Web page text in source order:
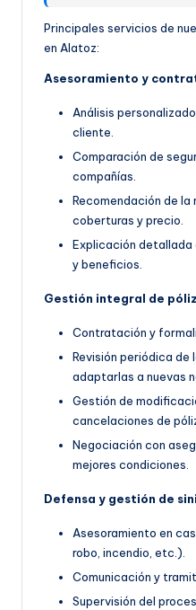
Principales servicios de
en Alatoz:
Asesoramiento y
Análisis
cliente.
Comparación de
compañías.
Recomendación de la
coberturas y precio.
Explicación detallada
y beneficios.
Gestión integral de
Contratación y
Revisión periódica de
adaptarlas a nuevas
Gestión de
cancelaciones de
Negociación con
mejores condiciones.
Defensa y gestión de
Asesoramiento en
robo, incendio, etc.).
Comunicación y
Supervisión del